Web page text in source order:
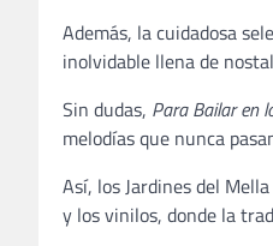
Además, la cuidadosa
inolvidable llena de
Sin dudas, Para Bailar en
melodías que nunca
Así, los Jardines del
y los vinilos, donde la